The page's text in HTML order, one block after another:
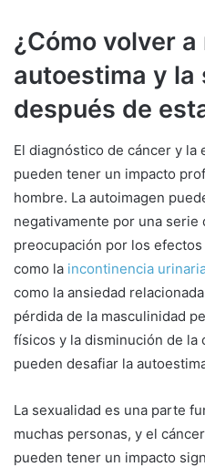
¿Cómo volver
autoestima y la
después de
El diagnóstico de cáncer y
pueden tener un impacto
hombre. La autoimagen
negativamente por una serie
preocupación por los
como la incontinencia
como la ansiedad
pérdida de la masculinidad
físicos y la disminución de la
pueden desafiar la
La sexualidad es una parte
muchas personas, y el
pueden tener un impacto